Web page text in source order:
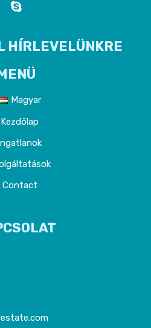
HÍRLEVELÜNKRE
Magyar
Kezdőlap
Contact